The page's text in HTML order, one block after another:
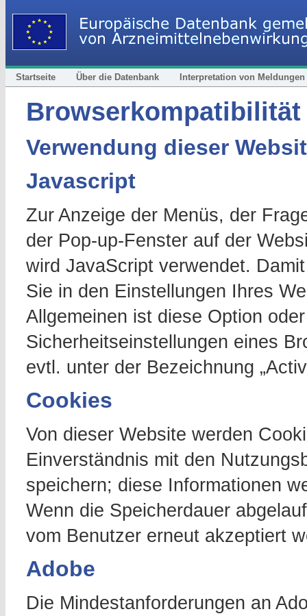
Startseite Über die Datenbank Interpretation von Meldungen
Browserkompatibilität
Verwendung dieser
Javascript
Zur Anzeige der Menüs, der
der Pop-up-Fenster auf der
wird JavaScript verwendet.
Sie in den Einstellungen Ihres
Allgemeinen ist diese Option
Sicherheitseinstellungen eines
evtl. unter der Bezeichnung
Cookies
Von dieser Website werden
Einverständnis mit den
speichern; diese Informationen
Wenn die Speicherdauer
vom Benutzer erneut akzeptiert
Adobe
Die Mindestanforderungen an